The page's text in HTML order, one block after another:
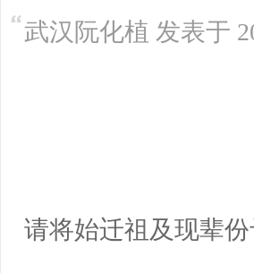
武汉阮化植 发表于
请将始迁祖及现辈